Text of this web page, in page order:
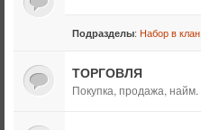
Подразделы: Набор в клан
ТОРГОВЛЯ
Покупка, продажа, найм.